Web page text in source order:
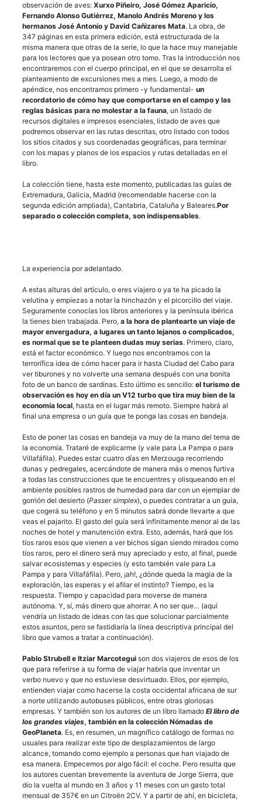
observación de aves: Xurxo Piñeiro, José Gómez Aparicio,
Fernando Alonso Gutiérrez, Manolo Andrés Moreno y los
hermanos José Antonio y David Cañizares Mata. La obra, de
347 páginas en esta primera edición, está estructurada de la
misma manera que otras de la serie, lo que la hace muy manejable
para los lectores que ya posean otro tomo. Tras la introducción nos
encontraremos con el cuerpo principal, en el que se desarrolla el
planteamiento de excursiones mes a mes. Luego, a modo de
apéndice, nos encontramos primero -y fundamental- un
recordatorio de cómo hay que comportarse en el campo y las
reglas básicas para no molestar a la fauna, un listado de
recursos digitales e impresos esenciales, listado de aves que
podremos observar en las rutas descritas, otro listado con todos
los sitios citados y sus coordenadas geográficas, para terminar
con los mapas y planos de los espacios y rutas detalladas en el
libro.
La colección tiene, hasta este momento, publicadas las guías de
Extremadura, Galicia, Madrid (recomendable hacerse con la
segunda edición ampliada), Cantabria, Cataluña y Baleares.Por
separado o colección completa, son indispensables.
La experiencia por adelantado.
A estas alturas del artículo, o eres viajero o ya te ha picado la
velutina y empiezas a notar la hinchazón y el picorcillo del viaje.
Seguramente conocías los libros anteriores y la península ibérica
la tienes bien trabajada. Pero, a la hora de plantearte un viaje de
mayor envergadura, a lugares un tanto lejanos o complicados,
es normal que se te planteen dudas muy serias. Primero, claro,
está el factor económico. Y luego nos encontramos con la
terrorífica idea de cómo hacer para ir hasta Ciudad del Cabo para
ver tiburones y no volverte una semana después con una bonita
foto de un banco de sardinas. Esto último es sencillo: el turismo de
observación es hoy en día un V12 turbo que tira muy bien de la
economía local, hasta en el lugar más remoto. Siempre habrá al
final una empresa o un guía que te ponga las cosas en bandeja.
Esto de poner las cosas en bandeja va muy de la mano del tema de
la economía. Trataré de explicarme (y vale para La Pampa o para
Villafáfila). Puedes estar cuatro días en Merzouga recorriendo
dunas y pedregales, acercándote de manera más o menos furtiva
a todas las construcciones que te encuentres y olisqueando en el
ambiente posibles rastros de humedad para dar con un ejemplar de
gorrión del desierto (Passer simplex), o puedes contratar a un guía,
que cogerá su teléfono y en 5 minutos sabrá donde llevarte a que
veas el pajarito. El gasto del guía será infinitamente menor al de las
noches de hotel y manutención extra. Esto, además, hará que los
tíos raros esos que vienen a ver bichos sigan siendo mirados como
tíos raros, pero el dinero será muy apreciado y esto, al final, puede
salvar ecosistemas y especies (y esto también vale para La
Pampa y para Villafáfila). Pero, ¡ah!, ¿dónde queda la magia de la
exploración, las esperas y el afilar el instinto? Tiempo, es la
respuesta. Tiempo y capacidad para moverse de manera
autónoma. Y, sí, más dinero que ahorrar. A no ser que… (aquí
vendría un listado de ideas con las que solucionar parcialmente
estos asuntos, pero se fastidiaría la línea descriptiva principal del
libro que vamos a tratar a continuación).
Pablo Strubell e Itziar Marcotegui son dos viajeros de esos de los
que para referirse a su forma de viajar habría que inventar un
verbo nuevo y que no estuviese desvirtuado. Ellos, por ejemplo,
entienden viajar como hacerse la costa occidental africana de sur
a norte utilizando autobuses públicos, entre otras gloriosas
empresas. Y también son los autores de un libro llamado El libro de
los grandes viajes, también en la colección Nómadas de
GeoPlaneta. Es, en resumen, un magnífico catálogo de formas no
usuales para realizar este tipo de desplazamientos de largo
alcance, tomando como ejemplo a personas que han viajado de
esa manera. Empecemos por algo fácil: el coche. Pero resulta que
los autores cuentan brevemente la aventura de Jorge Sierra, que
dio la vuelta al mundo en 3 años y 11 meses con un gasto total
mensual de 357€ en un Citroën 2CV. Y a partir de ahí, en bicicleta,